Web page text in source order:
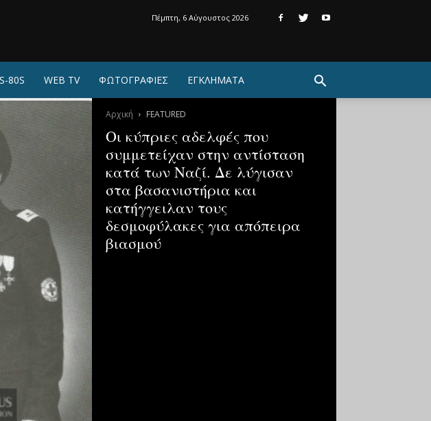
Πέμπτη, 6 Αύγουστος 2026
80S WEB TV ΦΩΤΟΓΡΑΦΙΕΣ ΕΓΚΛΗΜΑΤΑ
Αρχική FEATURED
Οι κύπριες αδελφές που
συμμετείχαν στην αντίσταση
κατά των Ναζί. Δε λύγισαν
στα βασανιστήρια και
κατήγγειλαν τους
δεσμοφύλακες για απόπειρα
βιασμού